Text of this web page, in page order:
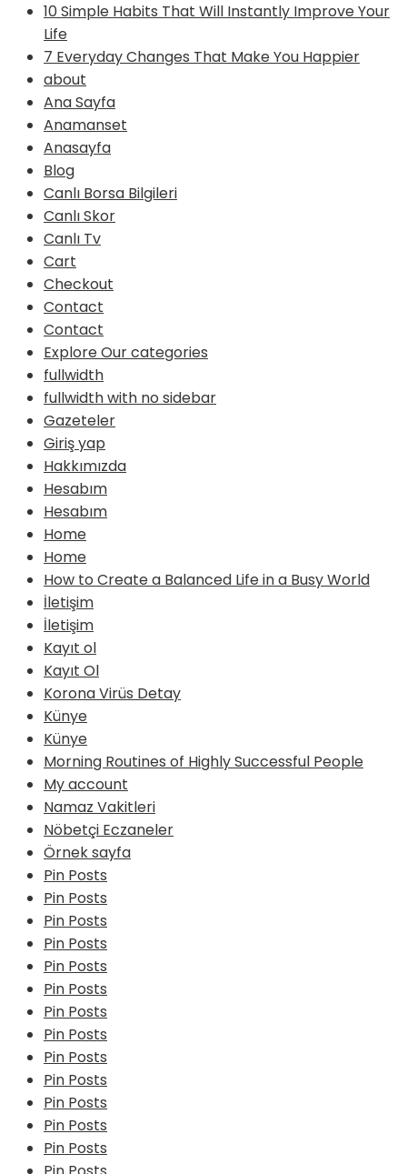
10 Simple Habits That Will Instantly Improve Your
Life
7 Everyday Changes That Make You Happier
about
Ana Sayfa
Anamanset
Anasayfa
Blog
Canlı Borsa Bilgileri
Canlı Skor
Canlı Tv
Cart
Checkout
Contact
Contact
Explore Our categories
fullwidth
fullwidth with no sidebar
Gazeteler
Giriş yap
Hakkımızda
Hesabım
Hesabım
Home
Home
How to Create a Balanced Life in a Busy World
İletişim
İletişim
Kayıt ol
Kayıt Ol
Korona Virüs Detay
Künye
Künye
Morning Routines of Highly Successful People
My account
Namaz Vakitleri
Nöbetçi Eczaneler
Örnek sayfa
Pin Posts
Pin Posts
Pin Posts
Pin Posts
Pin Posts
Pin Posts
Pin Posts
Pin Posts
Pin Posts
Pin Posts
Pin Posts
Pin Posts
Pin Posts